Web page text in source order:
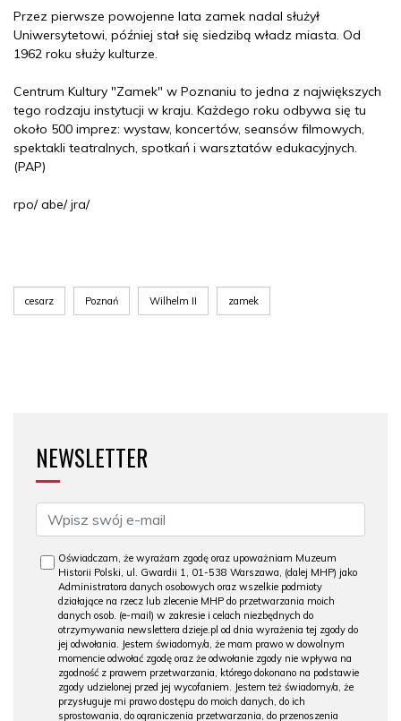
Przez pierwsze powojenne lata zamek nadal służył
Uniwersytetowi, później stał się siedzibą władz miasta. Od
1962 roku służy kulturze.
Centrum Kultury "Zamek" w Poznaniu to jedna z największych
tego rodzaju instytucji w kraju. Każdego roku odbywa się tu
około 500 imprez: wystaw, koncertów, seansów filmowych,
spektakli teatralnych, spotkań i warsztatów edukacyjnych.
(PAP)
rpo/ abe/ jra/
cesarz Poznań Wilhelm II zamek
NEWSLETTER
Oświadczam, że wyrażam zgodę oraz upoważniam Muzeum
Historii Polski, ul. Gwardii 1, 01-538 Warszawa, (dalej MHP) jako
Administratora danych osobowych oraz wszelkie podmioty
działające na rzecz lub zlecenie MHP do przetwarzania moich
danych osob. (e-mail) w zakresie i celach niezbędnych do
otrzymywania newslettera dzieje.pl od dnia wyrażenia tej zgody do
jej odwołania. Jestem świadomy/a, że mam prawo w dowolnym
momencie odwołać zgodę oraz że odwołanie zgody nie wpływa na
zgodność z prawem przetwarzania, którego dokonano na podstawie
zgody udzielonej przed jej wycofaniem. Jestem też świadomy/a, że
przysługuje mi prawo dostępu do moich danych, do ich
sprostowania, do ograniczenia przetwarzania, do przenoszenia